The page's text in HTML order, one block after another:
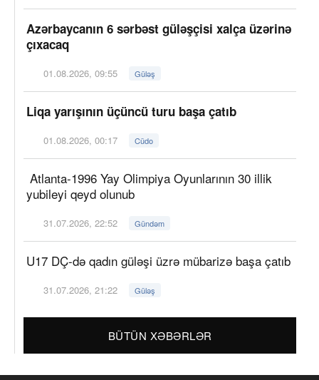
Azərbaycanın 6 sərbəst güləşçisi xalça üzərinə
çıxacaq
01.08.2026, 09:55 Güləş
Liqa yarışının üçüncü turu başa çatıb
01.08.2026, 00:17 Cüdo
Atlanta-1996 Yay Olimpiya Oyunlarının 30 illik
yubileyi qeyd olunub
31.07.2026, 22:52 Gündəm
U17 DÇ-də qadın güləşi üzrə mübarizə başa çatıb
31.07.2026, 21:22 Güləş
BÜTÜN XƏBƏRLƏR